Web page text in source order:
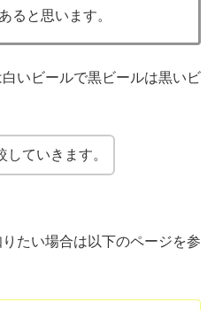
ると思います。
いビールで黒ビールは黒いビ
していきます。
たい場合は以下のページを参